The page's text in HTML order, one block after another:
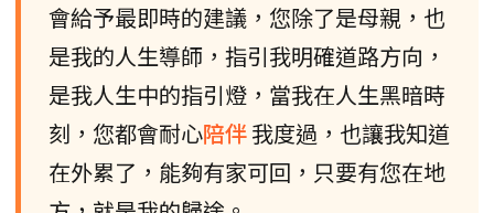
會給予最即時的建議，您除了是母親，也
是我的人生導師，指引我明確道路方向，
是我人生中的指引燈，當我在人生黑暗時
刻，您都會耐心陪伴我度過，也讓我知道
在外累了，能夠有家可回，只要有您在地